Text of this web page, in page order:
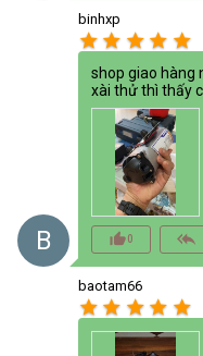
B
binhxp
star star star star star
shop giao hàng
xài thử thì thấy
thumb_up_alt0 reply_all
baotam66
star star star star star